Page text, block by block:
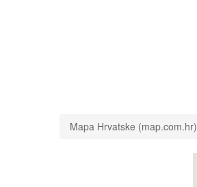
Mapa Hrvatske (map.com.hr)